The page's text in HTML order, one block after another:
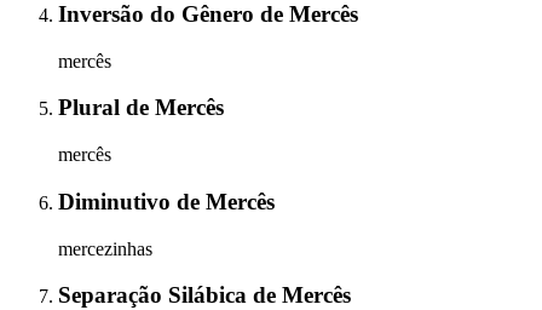
Inversão do Gênero de Mercês
mercês
Plural de Mercês
mercês
Diminutivo de Mercês
mercezinhas
Separação Silábica de Mercês